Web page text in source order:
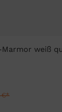
weiß
€*